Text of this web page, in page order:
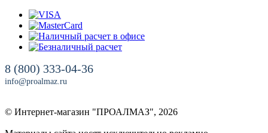
8 (800) 333-04-36
info@proalmaz.ru
© Интернет-магазин "ПРОАЛМАЗ", 2026